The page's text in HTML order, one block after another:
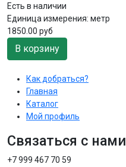
Есть в наличии
Единица измерения: метр
1850.00 руб
В корзину
Как добраться?
Главная
Каталог
Мой профиль
Связаться с нами
+7 999 467 70 59